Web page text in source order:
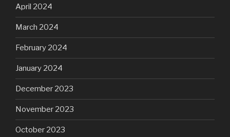
April 2024
March 2024
February 2024
January 2024
December 2023
November 2023
October 2023